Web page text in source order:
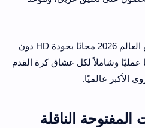
الأكبر عالميًا.
المفتوحة الناقلة